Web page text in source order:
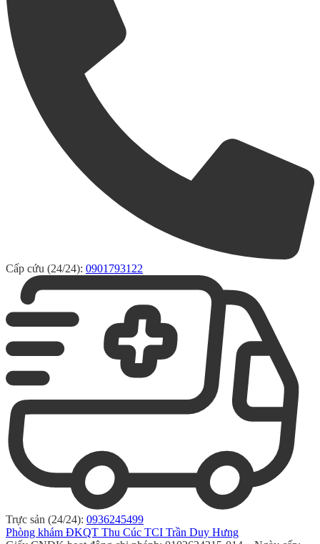
Cấp cứu (24/24): 0901793122
Trực sản (24/24): 0936245499
Phòng khám ĐKQT Thu Cúc TCI Trần Duy Hưng